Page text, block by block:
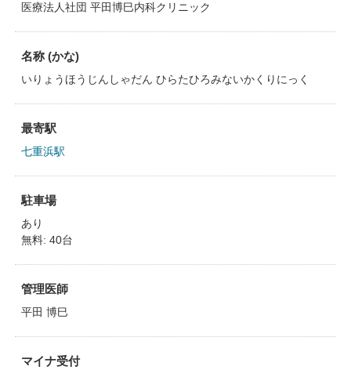
医療法人社団 平田博巳内科クリニック
名称 (かな)
いりょうほうじんしゃだん ひらたひろみないかくりにっく
最寄駅
七重浜駅
駐車場
あり
無料: 40台
管理医師
平田 博巳
マイナ受付